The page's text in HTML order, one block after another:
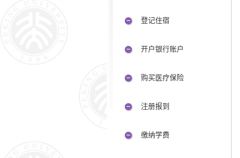
登记住宿
开户银行账户
购买医疗保险
注册报到
缴纳学费